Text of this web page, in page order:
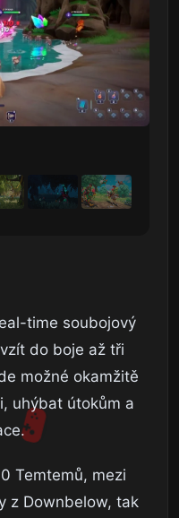
time soubojový
do boje až tři
možné okamžitě
uhýbat útokům a
Temtemů, mezi
z Downbelow, tak